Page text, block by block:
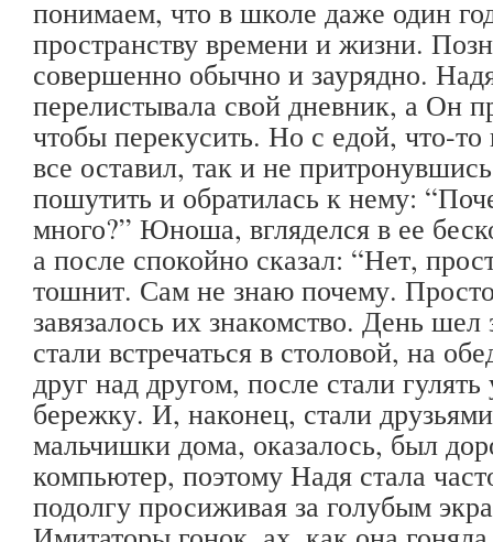
понимаем, что в школе даже один
пространству времени и жизни.
совершенно обычно и заурядно.
перелистывала свой дневник, а Он
чтобы перекусить. Но с едой, что-
все оставил, так и не
пошутить и обратилась к нему:
много?” Юноша, вгляделся в ее
а после спокойно сказал: “Нет,
тошнит. Сам не знаю почему.
завязалось их знакомство. День
стали встречаться в столовой, на
друг над другом, после стали
бережку. И, наконец, стали
мальчишки дома, оказалось, был
компьютер, поэтому Надя стала
подолгу просиживая за голубым